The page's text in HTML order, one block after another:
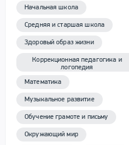
Начальная школа
Средняя и старшая школа
Здоровый образ жизни
Коррекционная педагогика и
логопедия
Математика
Музыкальное развитие
Обучение грамоте и письму
Окружающий мир